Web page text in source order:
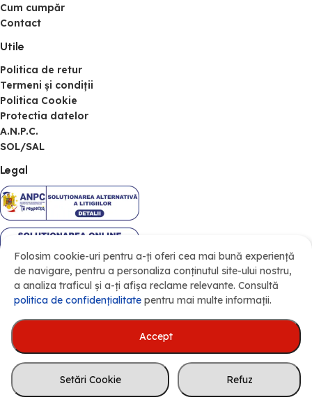
Acesta este un magazin demo.
Comenzile plasate pe acest site nu vor
fi procesate. Vă mulțumim pentru
înțelegere!
Cum cumpăr
Contact
Utile
Politica de retur
Termeni și condiții
Politica Cookie
Protectia datelor
A.N.P.C.
SOL/SAL
Legal
S.C. NORDTOUR S.R.L., RO 612824, J07/226/1991, Str. Freziilor Nr. 10,
Loc. Cătămărăști-Deal, Com. Mihai Eminescu, 717248, Botoșani,
Folosim cookie-uri pentru a-ți oferi cea mai bună experiență
de navigare, pentru a personaliza conținutul site-ului nostru,
a analiza traficul și a-ți afișa reclame relevante. Consultă
politica de confidenţialitate pentru mai multe informații.
Accept
Setări Cookie Refuz